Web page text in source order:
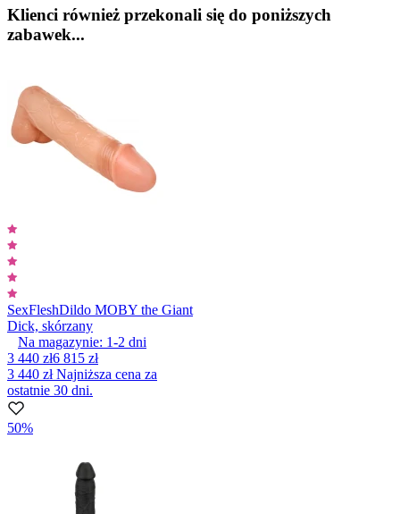
Klienci również przekonali się do poniższych
zabawek...
SexFleshDildo MOBY the Giant
Dick, skórzany
Na magazynie: 1-2 dni
3 440 zł6 815 zł
3 440 złNajniższa cena za
ostatnie 30 dni.
50%